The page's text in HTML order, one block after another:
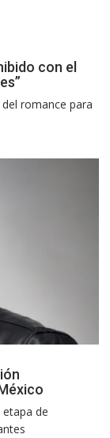
con el
romance para
de